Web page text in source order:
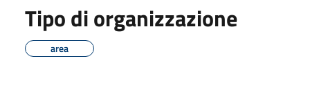
Tipo di organizzazione
area